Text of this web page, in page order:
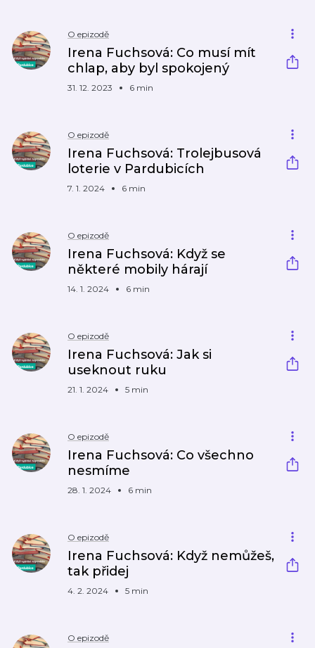
O epizodě
Irena Fuchsová: Co musí mít
chlap, aby byl spokojený
31. 12. 2023 6 min
O epizodě
Irena Fuchsová: Trolejbusová
loterie v Pardubicích
7. 1. 2024 6 min
O epizodě
Irena Fuchsová: Když se
některé mobily hárají
14. 1. 2024 6 min
O epizodě
Irena Fuchsová: Jak si
useknout ruku
21. 1. 2024 5 min
O epizodě
Irena Fuchsová: Co všechno
nesmíme
28. 1. 2024 6 min
O epizodě
Irena Fuchsová: Když nemůžeš,
tak přidej
4. 2. 2024 5 min
O epizodě